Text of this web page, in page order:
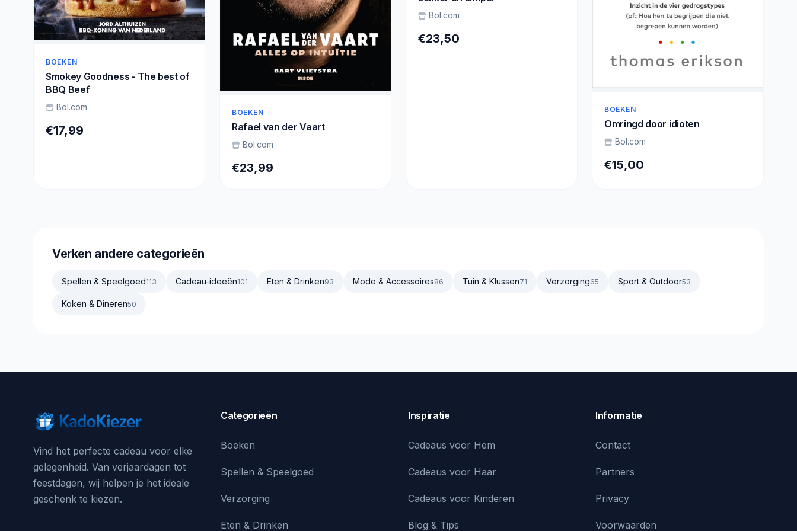
BOEKEN
Smokey Goodness - The best of
BBQ Beef
Bol.com
€17,99
BOEKEN
Rafael van der Vaart
Bol.com
€23,99
Bol.com
€23,50
BOEKEN
Omringd door idioten
Bol.com
€15,00
Verken andere categorieën
Spellen & Speelgoed113 Cadeau-ideeën101 Eten & Drinken93 Mode & Accessoires86 Tuin & Klussen71 Verzorging65 Sport & Outdoor53
Koken & Dineren50
Vind het perfecte cadeau voor elke
gelegenheid. Van verjaardagen tot
feestdagen, wij helpen je het ideale
geschenk te kiezen.
Categorieën
Boeken
Spellen & Speelgoed
Verzorging
Eten & Drinken
Inspiratie
Cadeaus voor Hem
Cadeaus voor Haar
Cadeaus voor Kinderen
Blog & Tips
Informatie
Contact
Partners
Privacy
Voorwaarden